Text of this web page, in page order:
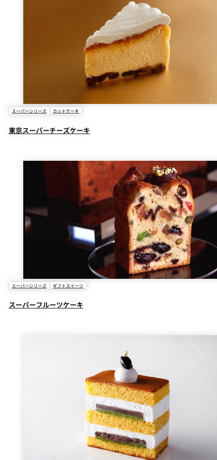
スーパーシリーズ カットケーキ
東京スーパーチーズケーキ
スーパーシリーズ ギフトスイーツ
スーパーフルーツケーキ